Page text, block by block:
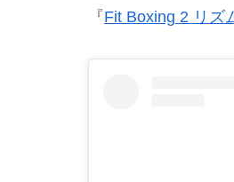
『Fit Boxing 2 リズ